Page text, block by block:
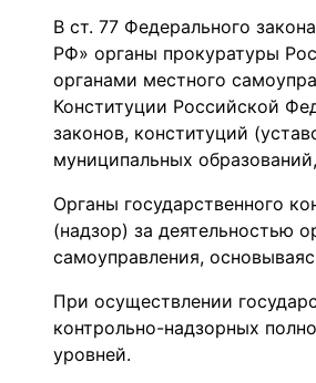
В ст. 77 Федерального
РФ» органы прокуратуры
органами местного
Конституции Российской
законов, конституций
муниципальных
Органы государственного
(надзор) за деятельностью
самоуправления,
При осуществлении
контрольно-надзорных
уровней.